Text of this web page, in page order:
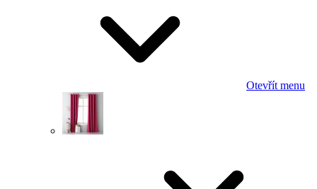
Otevřít menu